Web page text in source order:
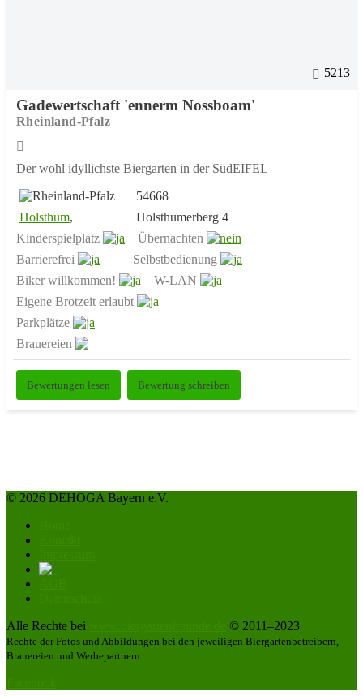
5213
Gadewertschaft 'ennerm Nossboam'
Rheinland-Pfalz
Der wohl idyllichste Biergarten in der SüdEIFEL
54668
Holsthum,
Holsthumerberg 4
Kinderspielplatz
Übernachten
Barrierefrei
Selbstbedienung
Biker willkommen!
W-LAN
Eigene Brotzeit erlaubt
Parkplätze
Brauereien
Bewertungen lesen Bewertung schreiben
© 2026 DEHOGA Bayern e.V.
Alle Rechte bei
© 2011–2023
Rechte der Fotos und Abbildungen bei den jeweiligen Biergartenbetreibern,
Brauereien und Werbepartnern.